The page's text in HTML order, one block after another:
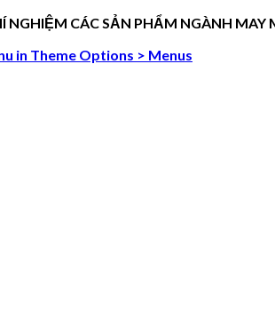
NGHIỆM CÁC SẢN PHẨM NGÀNH MAY
in Theme Options > Menus